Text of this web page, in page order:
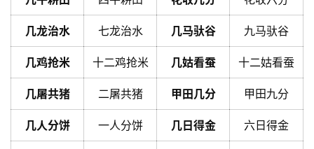
几龙治水 七龙治水 几马驮谷 九马驮谷
几鸡抢米 十二鸡抢米 几姑看蚕 十二姑看蚕
几屠共猪 二屠共猪 甲田几分 甲田九分
几人分饼 一人分饼 几日得金 六日得金